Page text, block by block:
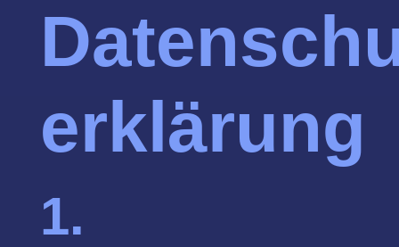
erklärung
1.